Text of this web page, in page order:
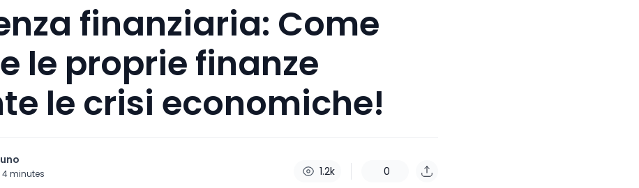
finanziaria: Come
le proprie finanze
le crisi economiche!
4minutes 1.2k 0